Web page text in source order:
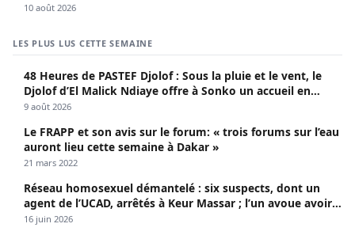
10 août 2026
LES PLUS LUS CETTE SEMAINE
48 Heures de PASTEF Djolof : Sous la pluie et le vent, le
Djolof d’El Malick Ndiaye offre à Sonko un accueil en
apothéose
9 août 2026
Le FRAPP et son avis sur le forum: « trois forums sur l’eau
auront lieu cette semaine à Dakar »
21 mars 2022
Réseau homosexuel démantelé : six suspects, dont un
agent de l’UCAD, arrêtés à Keur Massar ; l’un avoue avoir
propagé le VIH depuis 2018
16 juin 2026